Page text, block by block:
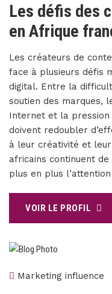
Les défis des
en Afrique
Les créateurs de
face à plusieurs défis
digital. Entre la
soutien des marques,
Internet et la pression
doivent redoubler
à leur créativité et
africains continuent
plus en plus
VOIR LE PROFIL
Marketing influence